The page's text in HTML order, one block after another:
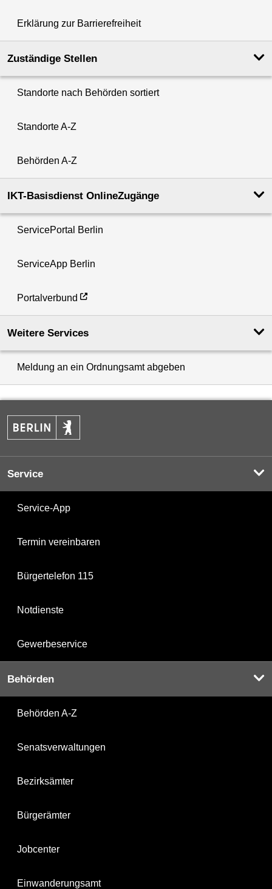
Erklärung zur Barrierefreiheit
Zuständige Stellen
Standorte nach Behörden sortiert
Standorte A-Z
Behörden A-Z
IKT-Basisdienst OnlineZugänge
ServicePortal Berlin
ServiceApp Berlin
Portalverbund
Weitere Services
Meldung an ein Ordnungsamt abgeben
Service
Service-App
Termin vereinbaren
Bürgertelefon 115
Notdienste
Gewerbeservice
Behörden
Behörden A-Z
Senatsverwaltungen
Bezirksämter
Bürgerämter
Jobcenter
Einwanderungsamt